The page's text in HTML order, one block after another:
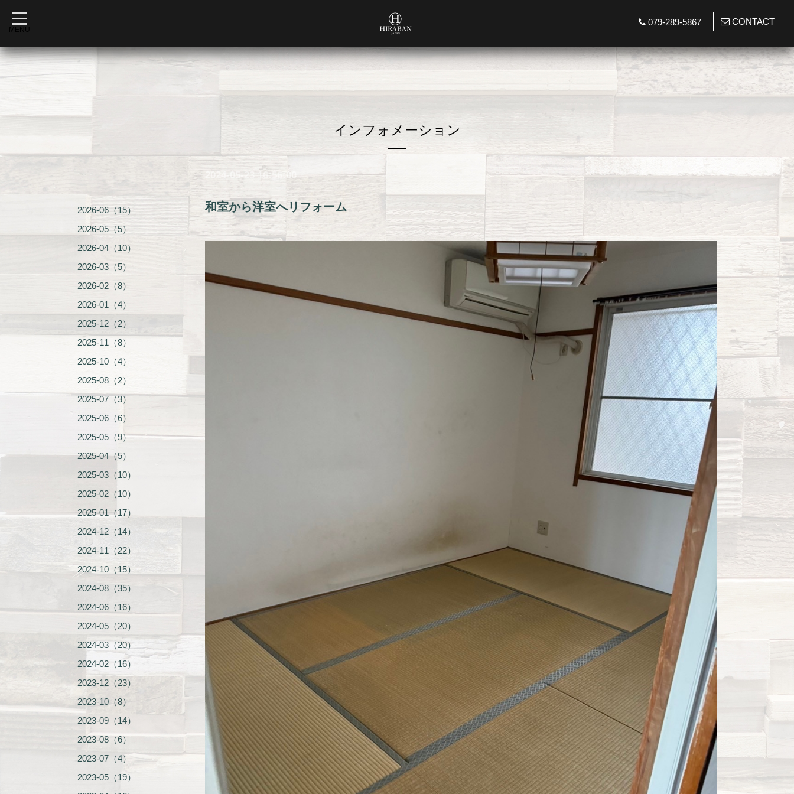
t
o
g
l
e
a
MENU
079-289-5867 CONTACT
インフォメーション
2024-05-23 16:56:00
和室から洋室へリフォーム
2026-06（15）
2026-05（5）
2026-04（10）
2026-03（5）
2026-02（8）
2026-01（4）
2025-12（2）
2025-11（8）
2025-10（4）
2025-08（2）
2025-07（3）
2025-06（6）
2025-05（9）
2025-04（5）
2025-03（10）
2025-02（10）
2025-01（17）
2024-12（14）
2024-11（22）
2024-10（15）
2024-08（35）
2024-06（16）
2024-05（20）
2024-03（20）
2024-02（16）
2023-12（23）
2023-10（8）
2023-09（14）
2023-08（6）
2023-07（4）
2023-05（19）